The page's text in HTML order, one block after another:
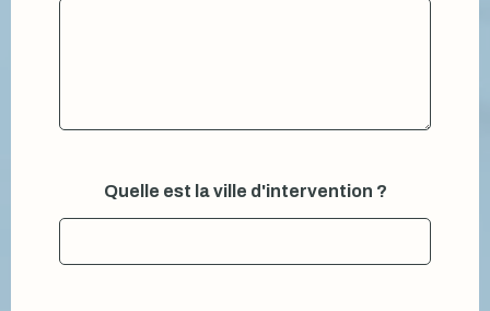
Quelle est la ville d'intervention ?